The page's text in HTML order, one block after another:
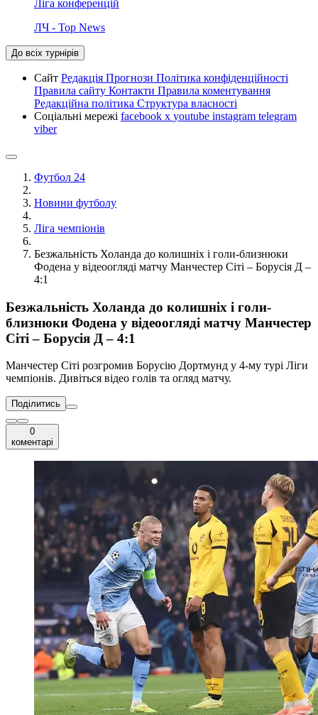
Ліга конференцій
ЛЧ - Top News
До всіх турнірів
Сайт Редакція Прогнози Політика конфіденційності
Правила сайту Контакти Правила коментування
Редакційна політика Структура власності
Соціальні мережі facebook x youtube instagram telegram
viber
Футбол 24
Новини футболу
Ліга чемпіонів
Безжальність Холанда до колишніх і голи-близнюки
Фодена у відеоогляді матчу Манчестер Сіті – Борусія Д –
4:1
Безжальність Холанда до колишніх і голи-
близнюки Фодена у відеоогляді матчу Манчестер
Сіті – Борусія Д – 4:1
Манчестер Сіті розгромив Борусію Дортмунд у 4-му турі Ліги
чемпіонів. Дивіться відео голів та огляд матчу.
Поділитись
0
коментарі